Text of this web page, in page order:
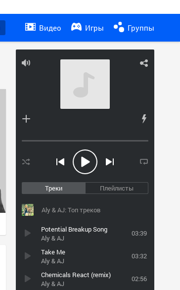
Видео Игры Группы
Треки Плейлисты
Aly & AJ: Топ треков
Potential Breakup Song
Aly & AJ
03:39
Take Me
Aly & AJ
03:32
Chemicals React (remix)
Aly & AJ
02:56